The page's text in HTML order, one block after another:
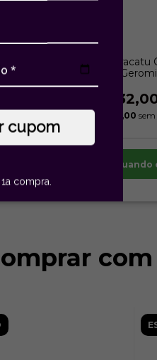
cupom
compra.
Brinco Cristal Maracatu
| Estela
x deR$216,00
Avise-me quando